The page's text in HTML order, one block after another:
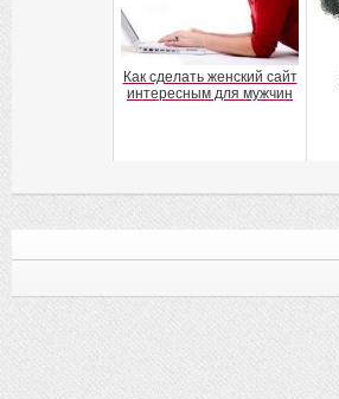
Как сделать женский сайт
интересным для мужчин